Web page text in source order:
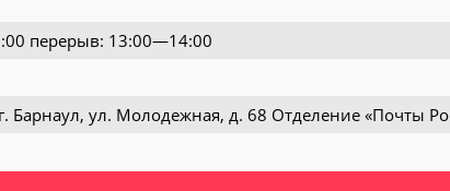
перерыв: 13:00—14:00
Барнаул, ул. Молодежная, д. 68 Отделение «Почты